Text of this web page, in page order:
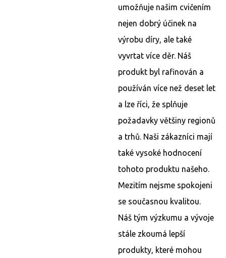
umožňuje našim cvičením
nejen dobrý účinek na
výrobu díry, ale také
vyvrtat více děr. Náš
produkt byl rafinován a
používán více než deset let
a lze říci, že splňuje
požadavky většiny regionů
a trhů. Naši zákazníci mají
také vysoké hodnocení
tohoto produktu našeho.
Mezitím nejsme spokojeni
se současnou kvalitou.
Náš tým výzkumu a vývoje
stále zkoumá lepší
produkty, které mohou